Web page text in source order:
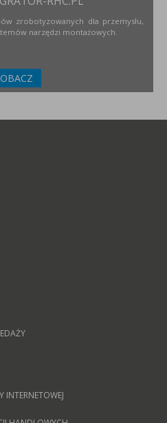
zrobotyzowanych dla przemysłu,
narzędzi montażowych.
INTERNETOWEJ